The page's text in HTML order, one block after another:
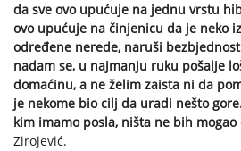
da sve ovo upućuje na jednu vrstu
ovo upućuje na činjenicu da je neko
određene nerede, naruši
nadam se, u najmanju ruku pošalje
domaćinu, a ne želim zaista ni da
je nekome bio cilj da uradi nešto
kim imamo posla, ništa ne bih mogao
Zirojević.